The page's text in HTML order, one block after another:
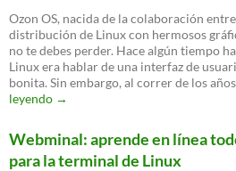
attack
Ozon OS, nacida de la colaboración
distribución de Linux con hermosos
no te debes perder. Hace algún tiempo
Linux era hablar de una interfaz de
bonita. Sin embargo, al correr de los
leyendo Ozon
distro
enfocada
→
Webminal: aprende en línea
para la terminal de Linux